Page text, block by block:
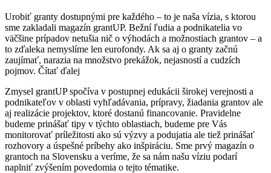
Urobiť granty dostupnými pre každého – to je naša vízia, s ktorou
sme zakladali magazín grantUP. Bežní ľudia a podnikatelia vo
väčšine prípadov netušia nič o výhodách a možnostiach grantov – a
to zďaleka nemyslíme len eurofondy. Ak sa aj o granty začnú
zaujímať, narazia na množstvo prekážok, nejasností a cudzích
pojmov. Čítať ďalej
Zmysel grantUP spočíva v postupnej edukácii širokej verejnosti a
podnikateľov v oblasti vyhľadávania, prípravy, žiadania grantov ale
aj realizácie projektov, ktoré dostanú financovanie. Pravidelne
budeme prinášať tipy v týchto oblastiach, budeme pre Vás
monitorovať príležitosti ako sú výzvy a podujatia ale tiež prinášať
rozhovory a úspešné príbehy ako inšpiráciu. Sme prvý magazín o
grantoch na Slovensku a veríme, že sa nám našu víziu podarí
naplniť zvýšením povedomia o tejto tématike.